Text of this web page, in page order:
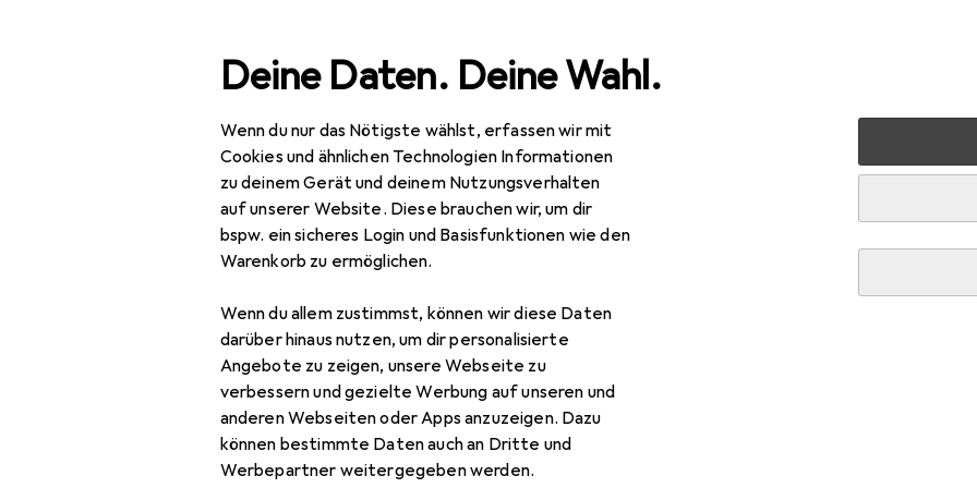
Deine Daten. Deine Wahl.
Wenn du nur das Nötigste wählst, erfassen wir mit
Cookies und ähnlichen Technologien Informationen
zu deinem Gerät und deinem Nutzungsverhalten
auf unserer Website. Diese brauchen wir, um dir
bspw. ein sicheres Login und Basisfunktionen wie den
Warenkorb zu ermöglichen.
Wenn du allem zustimmst, können wir diese Daten
darüber hinaus nutzen, um dir personalisierte
Angebote zu zeigen, unsere Webseite zu
verbessern und gezielte Werbung auf unseren und
anderen Webseiten oder Apps anzuzeigen. Dazu
können bestimmte Daten auch an Dritte und
Werbepartner weitergegeben werden.
Navigation nach Kategorien Gesamtsortiment Büro + Schreibwaren